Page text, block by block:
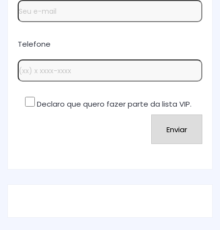
Telefone
Declaro que quero fazer parte da lista VIP.